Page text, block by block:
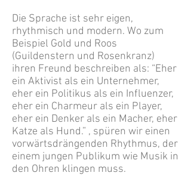
Die Sprache ist sehr eigen,
rhythmisch und modern. Wo zum
Beispiel Gold und Roos
(Guildenstern und Rosenkranz)
ihren Freund beschreiben als: “Eher
ein Aktivist als ein Unternehmer,
eher ein Politikus als ein Influenzer,
eher ein Charmeur als ein Player,
eher ein Denker als ein Macher, eher
Katze als Hund.” , spüren wir einen
vorwärtsdrängenden Rhythmus, der
einem jungen Publikum wie Musik in
den Ohren klingen muss.